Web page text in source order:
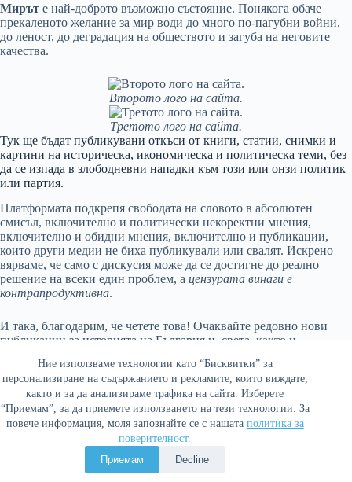
Ние използваме технологии като “Бисквитки” за
персонализиране на съдържанието и рекламите, които виждате,
както и за да анализираме трафика на сайта. Изберете
“Приемам”, за да приемете използването на тези технологии. За
повече информация, моля запознайте се с нашата политика за
поверителност.
Приемам
Decline
Мирът е най-доброто възможно състояние. Понякога обаче
прекаленото желание за мир води до много по-пагубни войни,
до леност, до деградация на обществото и загуба на неговите
качества.
Второто лого на сайта.
Третото лого на сайта.
Тук ще бъдат публикувани откъси от книги, статии, снимки и
картини на историческа, икономическа и политическа теми, без
да се изпада в злободневни нападки към този или онзи политик
или партия.
Платформата подкрепя свободата на словото в абсолютен
смисъл, включително и политически некоректни мнения,
включително и обидни мнения, включително и публикации,
които други медии не биха публикували или свалят. Искрено
вярваме, че само с дискусия може да се достигне до реално
решение на всеки един проблем, а цензурата винаги е
контрапродуктивна.
И така, благодарим, че четете това! Очаквайте редовно нови
публикации за историята на България и света, както и
българския интернет в едно по-добро място.
Политика за поверителност
Copyright © 2026 Война и мир. Сайтът е оптимизиран от